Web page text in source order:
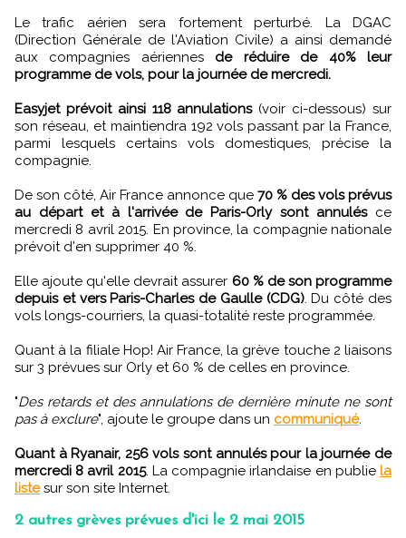
Le trafic aérien sera fortement perturbé. La DGAC
(Direction Générale de l'Aviation Civile) a ainsi demandé
aux compagnies aériennes de réduire de 40% leur
programme de vols, pour la journée de mercredi.
Easyjet prévoit ainsi 118 annulations(voir ci-dessous) sur
son réseau, et maintiendra 192 vols passant par la France,
parmi lesquels certains vols domestiques, précise la
compagnie.
De son côté, Air France annonce que 70 % des vols prévus
au départ et à l'arrivée de Paris-Orly sont annulésce
mercredi 8 avril 2015. En province, la compagnie nationale
prévoit d'en supprimer 40 %.
Elle ajoute qu'elle devrait assurer 60 % de son programme
depuis et vers Paris-Charles de Gaulle (CDG). Du côté des
vols longs-courriers, la quasi-totalité reste programmée.
Quant à la filiale Hop! Air France, la grève touche 2 liaisons
sur 3 prévues sur Orly et 60 % de celles en province.
"Des retards et des annulations de dernière minute ne sont
pas à exclure", ajoute le groupe dans un communiqué.
Quant à Ryanair, 256 vols sont annulés pour la journée de
mercredi 8 avril 2015. La compagnie irlandaise en publiela
listesur son site Internet.
2 autres grèves prévues d'ici le 2 mai 2015